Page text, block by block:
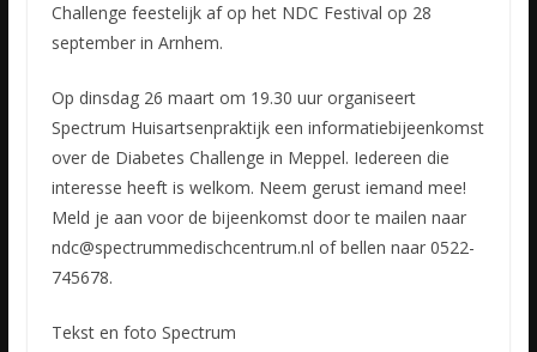
Challenge feestelijk af op het NDC Festival op 28
september in Arnhem.
Op dinsdag 26 maart om 19.30 uur organiseert
Spectrum Huisartsenpraktijk een informatiebijeenkomst
over de Diabetes Challenge in Meppel. Iedereen die
interesse heeft is welkom. Neem gerust iemand mee!
Meld je aan voor de bijeenkomst door te mailen naar
ndc@spectrummedischcentrum.nl of bellen naar 0522-
745678.
Tekst en foto Spectrum